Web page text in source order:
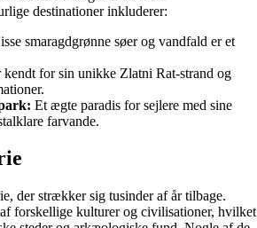
destinationer inkluderer:
smaragdgrønne søer og vandfald er et
for sin unikke Zlatni Rat-strand og
Et ægte paradis for sejlere med sine
farvande.
der strækker sig tusinder af år tilbage.
forskellige kulturer og civilisationer, hvilket